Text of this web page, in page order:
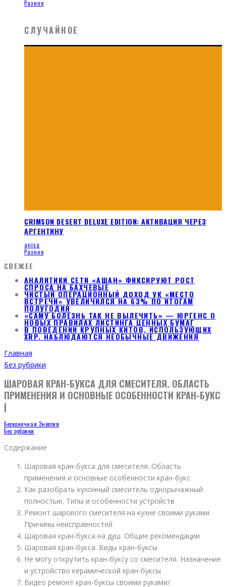
Разное
СЛУЧАЙНОЕ
CRIMSON DESERT DELUXE EDITION: АКТИВАЦИЯ ЧЕРЕЗ
АРГЕНТИНУ
anisa
Разное
СВЕЖЕЕ
АНАЛИТИКИ СЕТИ «АШАН» ФИКСИРУЮТ РОСТ
СПРОСА НА БАХЧЕВЫЕ
ЧИСТЫЙ ОПЕРАЦИОННЫЙ ДОХОД УК «МЕСТО
ВСТРЕЧИ» УВЕЛИЧИЛСЯ НА 63% ПО ИТОГАМ
ПОЛУГОДИЯ
«САМУ БОЛЕЗНЬ ТАК НЕ ВЫЛЕЧИТЬ» — ЮРГЕНС О
НОВЫХ ПРАВИЛАХ ЛИСТИНГА ЦЕННЫХ БУМАГ
В ПОВЕДЕНИИ КРУПНЫХ КИТОВ, ИСПОЛЬЗУЮЩИХ
XRP, НАБЛЮДАЮТСЯ НЕОБЫЧНЫЕ ДВИЖЕНИЯ
Главная
Без рубрики
ШАРОВАЯ КРАН-БУКСА ДЛЯ СМЕСИТЕЛЯ. ОБЛАСТЬ
ПРИМЕНЕНИЯ И ОСНОВНЫЕ ОСОБЕННОСТИ КРАН-БУКС
|
Бесконечная Энергия
Без рубрики
Содержание
Шаровая кран-букса для смесителя. Область
применения и основные особенности кран-букс
Как разобрать кухонный смеситель однорычажный
полностью. Типы и особенности устройств
Ремонт шарового смесителя на кухне своими руками.
Причины неисправностей
Шаровая кран-букса на душ. Общие рекомендации
Шаровая кран-букса. Виды кран-буксы
Не могу открутить кран-буксу со смесителя. Назначение
и устройство керамической кран-буксы
Видео ремонт кран-буксы своими руками/